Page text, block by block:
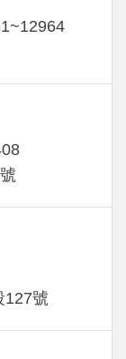
127號